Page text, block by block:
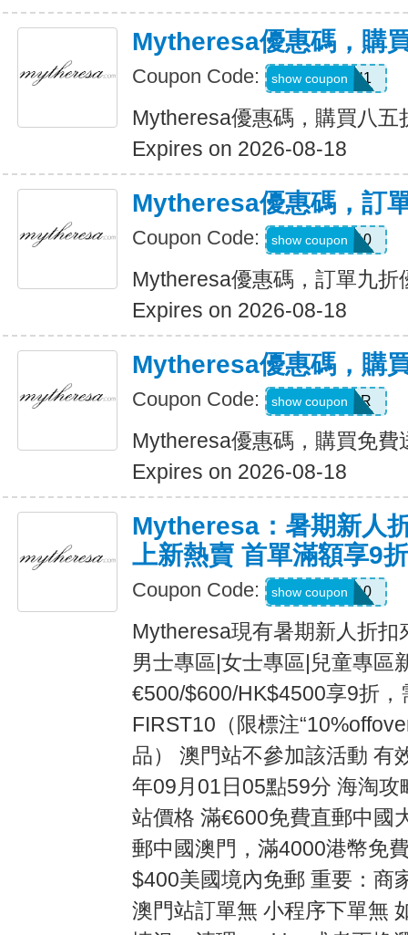
Mytheresa優惠碼，購
Coupon Code: FORYOU1
show coupon
Mytheresa優惠碼，購買八五
Expires on 2026-08-18
Mytheresa優惠碼，訂
Coupon Code: MYT10
show coupon
Mytheresa優惠碼，訂單九折
Expires on 2026-08-18
Mytheresa優惠碼，購
Coupon Code: PALMER
show coupon
Mytheresa優惠碼，購買免費
Expires on 2026-08-18
Mytheresa：暑期新人
上新熱賣 首單滿額享9折
Coupon Code: FIRST10
show coupon
Mytheresa現有暑期新人折
男士專區|女士專區|兒童專區
€500/$600/HK$4500享9折，
FIRST10（限標注
品） 澳門站不參加該活動 有
年09月01日05點59分 海淘
站價格 滿€600免費直郵中國
郵中國澳門，滿4000港幣免
$400美國境內免郵 重要：商
澳門站訂單無 小程序下單無